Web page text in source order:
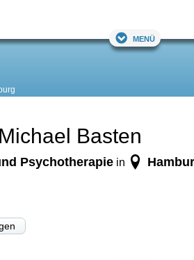
Menü
Basten
Psychotherapie in